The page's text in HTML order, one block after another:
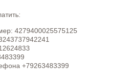
4279400025575125
+79263483399